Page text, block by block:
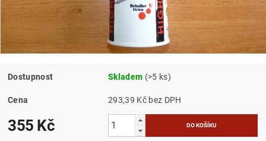
Dostupnost Skladem (>5 ks)
Cena 293,39 Kč bez DPH
355 Kč